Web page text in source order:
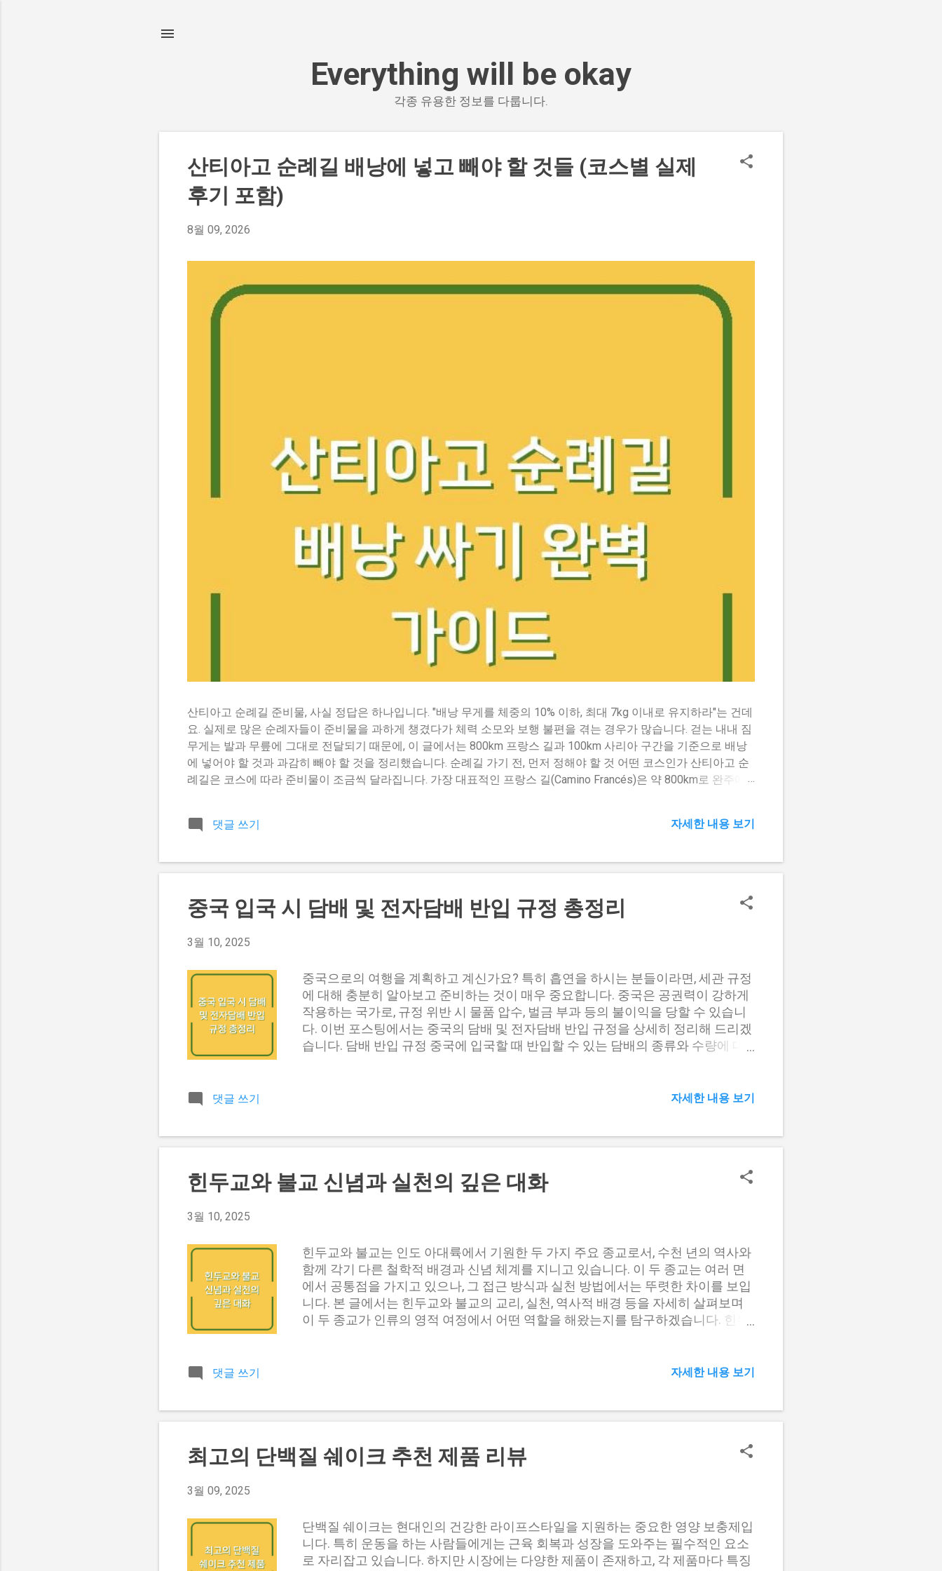
Everything will be okay
각종 유용한 정보를 다룹니다.
산티아고 순례길 배낭에 넣고 빼야 할 것들 (코스별 실제
후기 포함)
8월 09, 2026
산티아고 순례길 준비물, 사실 정답은 하나입니다. "배낭 무게를 체중의 10% 이하, 최대 7kg 이내로 유지하라"는 건데
요. 실제로 많은 순례자들이 준비물을 과하게 챙겼다가 체력 소모와 보행 불편을 겪는 경우가 많습니다. 걷는 내내 짐
무게는 발과 무릎에 그대로 전달되기 때문에, 이 글에서는 800km 프랑스 길과 100km 사리아 구간을 기준으로 배낭
에 넣어야 할 것과 과감히 빼야 할 것을 정리했습니다. 순례길 가기 전, 먼저 정해야 할 것 어떤 코스인가 산티아고 순
례길은 코스에 따라 준비물이 조금씩 달라집니다. 가장 대표적인 프랑스 길(Camino Francés)은 약 800km로 완주에
수 있는 거리입니다. 코스별로 난이도와 경관이 확연히 다르기 때문에, 배낭을 꾸리기 전에 어떤 길을 갈지 먼저 결정
은 험준한 지형과 잦은 비로 방수 장비가 더 중요합니다. 포르투갈 길 해안 루트는 바다를 따라 걷는 구간이 많아 바
중 하나입니다. 자신의 체력과 시간, 그리고 어떤 경험을 원하는지에 따라 배낭의 구성이 달라져야 합니다. 배낭에 넣
어야 할 것 순례길 3대 필수품 순례길에서 가장 중요한 준비물은 세 가지로 압축됩니다. 바로 등산화, 배낭, 방수의류
완벽히 맞고 미끄럼 방지 기능이 탁월한 제품을 선택해야 합니다. 새 신발을 사 가는 것보다 ...
댓글 쓰기 자세한 내용 보기
중국 입국 시 담배 및 전자담배 반입 규정 총정리
3월 10, 2025
중국으로의 여행을 계획하고 계신가요? 특히 흡연을 하시는 분들이라면, 세관 규정
에 대해 충분히 알아보고 준비하는 것이 매우 중요합니다. 중국은 공권력이 강하게
작용하는 국가로, 규정 위반 시 물품 압수, 벌금 부과 등의 불이익을 당할 수 있습니
다. 이번 포스팅에서는 중국의 담배 및 전자담배 반입 규정을 상세히 정리해 드리겠
습니다. 담배 반입 규정 중국에 입국할 때 반입할 수 있는 담배의 종류와 수량에 대
와 최대 반입 수량을 요약한 것입니다. 담배 종류 최대 반입 수량 일반 담배 400개비
않을 경우 물품이 압수되거나 벌금이 부과될 수 있으며, 심각한 경우에는 입국이 거
습니다. 개인 사용의 범위 중국 세관에서는 개인 사용을 위한 담배의 반입만을 허용
하고 있습니다. 만약 친구나 가족을 위해 담배를 추가로 가져가고자 하신다면, 이는
담배는 최근 몇 년간 인기를 끌고 있으며, 중국에서도 그 사용이 증가하고 있습니다.
하지만, 전자담배의 반입 규정 역시 엄격하게 적용되므로 주의가 필요합니다. 아래
표는 전자담배의 반입 허용 기준을 정리한 것입니다. 전자담배 종류 최대 반입 수량
흡연 도구 (기기) 2개 액상 담배 12ml 이하 궐련형 전자담배 세트 최대 6개 액상 담
배 용량 확인 전자담배 액상을 구매할 때는 반드시 용량이 표기된 제품을 선택해야
댓글 쓰기 자세한 내용 보기
힌두교와 불교 신념과 실천의 깊은 대화
3월 10, 2025
힌두교와 불교는 인도 아대륙에서 기원한 두 가지 주요 종교로서, 수천 년의 역사와
함께 각기 다른 철학적 배경과 신념 체계를 지니고 있습니다. 이 두 종교는 여러 면
에서 공통점을 가지고 있으나, 그 접근 방식과 실천 방법에서는 뚜렷한 차이를 보입
니다. 본 글에서는 힌두교와 불교의 교리, 실천, 역사적 배경 등을 자세히 살펴보며
이 두 종교가 인류의 영적 여정에서 어떤 역할을 해왔는지를 탐구하겠습니다. 힌두
역할과 성격을 가지고 있습니다. 힌두교의 핵심 교리는 다음과 같은 개념으로 요약
만은 개인의 본질이며, 궁극적으로는 브라만과 합일하는 것을 목표로 합니다. 윤회
와 행위의 결과를 설명합니다. 개인의 행동은 다음 생에 영향을 미치며, 좋은 행동은
긍정적인 결과를 가져오고, 나쁜 행동은 고통을 초래합니다. 다르마 : 다르마
(moksha)와 연결됩니다. 모크샤 : 힌두교의 궁극적인 목표는 모크샤로, 이는 반복되
는 윤회에서 벗어나 영혼이 브라만과 합일하는 상태를 의미합니다. 이를 달성하기
위해서는 다양한 요가(수행의 길)와 명상, 헌신이 필요합니다. 힌두교의 신념 체계
댓글 쓰기 자세한 내용 보기
최고의 단백질 쉐이크 추천 제품 리뷰
3월 09, 2025
단백질 쉐이크는 현대인의 건강한 라이프스타일을 지원하는 중요한 영양 보충제입
니다. 특히 운동을 하는 사람들에게는 근육 회복과 성장을 도와주는 필수적인 요소
로 자리잡고 있습니다. 하지만 시장에는 다양한 제품이 존재하고, 각 제품마다 특징